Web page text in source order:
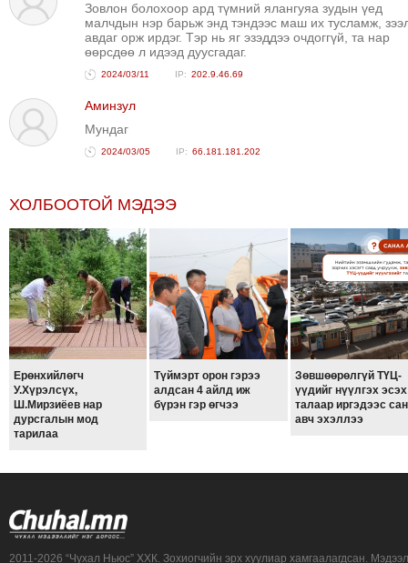
Зовлон болохоор ард түмний ялангуяа зудын үед
малчдын нэр барьж энд тэндээс маш их тусламж,
авдаг орж ирдэг. Тэр нь яг эзэддээ очдоггүй, та нар
өөрсдөө л идээд дуусгадаг.
2024/03/11 202.9.46.69
Аминзул
Мундаг
2024/03/05 66.181.181.202
ХОЛБООТОЙ МЭДЭЭ
Ерөнхийлөгч
У.Хүрэлсүх,
Ш.Мирзиёев нар
дурсгалын мод
тарилаа
Түймэрт орон гэрээ
алдсан 4 айлд иж
бүрэн гэр өгчээ
Зөвшөөрөлгүй ТҮЦ-
үүдийг нүүлгэх эсэх
талаар иргэдээс
авч эхэллээ
2011-2026 “Чухал Ньюс” ХХК. Зохиогчийн эрх хуулиар хамгаалагдсан.